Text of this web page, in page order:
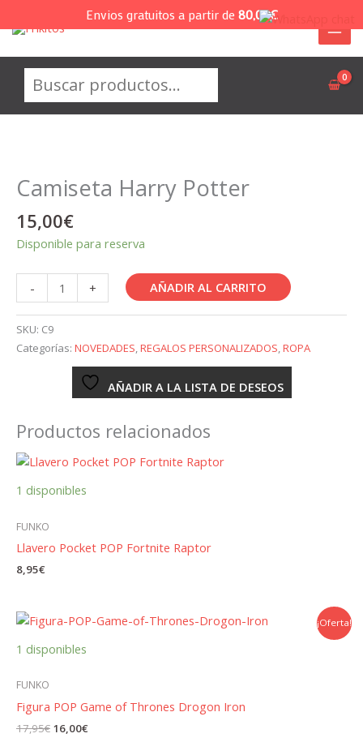
al
Buscar
Camiseta Harry Potter
15,00€
Disponible para reserva
-
Camiseta
Harry
Potter
cantidad
+ AÑADIR AL CARRITO
SKU: C9
Categorías: NOVEDADES,REGALOS PERSONALIZADOS,ROPA
AÑADIR A LA LISTA DE DESEOS
Productos relacionados
1 disponibles
FUNKO
Llavero Pocket POP Fortnite Raptor
8,95€
¡Oferta!
1 disponibles
FUNKO
Figura POP Game of Thrones Drogon Iron
17,95€ El
16,00€
Envios gratuitos a partir de 80,00€